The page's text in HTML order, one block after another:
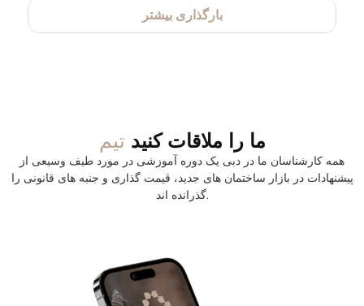
بارگذاری بیشتر
ما را ملاقات کنید تیم
همه کارشناسان ما در دبی یک دوره آموزشی در مورد طیف وسیعی از
پیشنهادات در بازار ساختمان های جدید، قیمت گذاری و جنبه های قانونی را
گذرانده اند.